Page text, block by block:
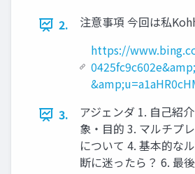
2.
注意事項 今回は私
https://
3.
アジェンダ 1. 自己紹
象・目的 3. マルチプ
について 4. 基本的な
断に迷ったら？ 6. 最